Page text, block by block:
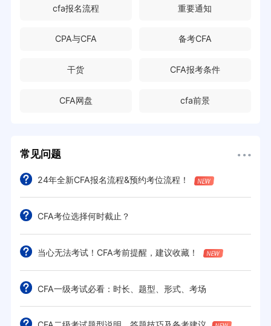
cfa报名流程 重要通知
CPA与CFA 备考CFA
干货 CFA报考条件
CFA网盘 cfa前景
常见问题
24年全新CFA报名流程&预约考位流程！
CFA考位选择何时截止？
当心无法考试！CFA考前提醒，建议收藏！
CFA一级考试必看：时长、题型、形式、考场